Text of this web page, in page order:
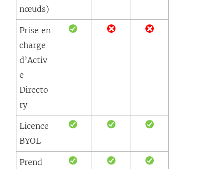
nœuds)
Prise en
charge
d’Activ
e
Directo
ry
Licence
BYOL
Prend